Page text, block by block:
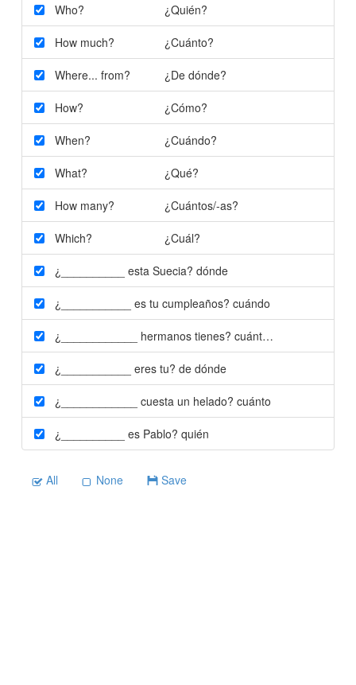
Who? ¿Quién?
How much? ¿Cuánto?
Where... from? ¿De dónde?
How? ¿Cómo?
When? ¿Cuándo?
What? ¿Qué?
How many? ¿Cuántos/-as?
Which? ¿Cuál?
¿__________ esta Suecia? dónde
¿___________ es tu cumpleaños? cuándo
¿____________ hermanos tienes? cuántos
¿___________ eres tu? de dónde
¿____________ cuesta un helado? cuánto
¿__________ es Pablo? quién
All None Save